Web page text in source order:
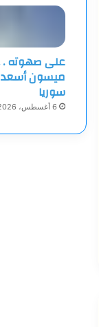
على صهوته .
ميسون
سوريا
6 أغسطس، 2026